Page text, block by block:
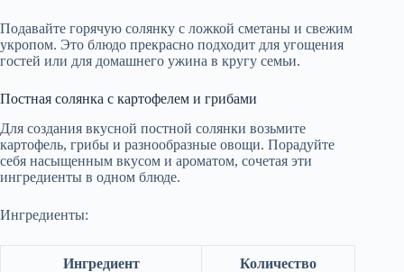
Подавайте горячую солянку с ложкой сметаны и свежим
укропом. Это блюдо прекрасно подходит для угощения
гостей или для домашнего ужина в кругу семьи.
Постная солянка с картофелем и грибами
Для создания вкусной постной солянки возьмите
картофель, грибы и разнообразные овощи. Порадуйте
себя насыщенным вкусом и ароматом, сочетая эти
ингредиенты в одном блюде.
Ингредиенты:
Ингредиент Количество